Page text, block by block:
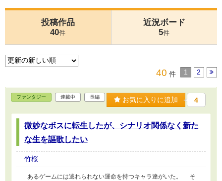
投稿作品
40件
近況ボード
5件
40 件 1 2
ファンタジー 連載中 長編 お気に入りに追加 4
微妙なボスに転生したが、シナリオ関係なく新た
な生を謳歌したい
竹桜
あるゲームには逃れられない運命を持つキャラ達がいた。 そ